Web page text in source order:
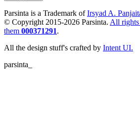
Parsinta is a Trademark of Irsyad A.
© Copyright 2015-2026 Parsinta. All rights
them 000371291.
All the design stuff's crafted by Intent UI.
parsinta_